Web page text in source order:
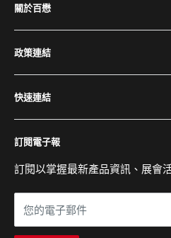
關於百懋
深耕台灣咖啡產業 30+ 年，代理
提供完整設備與專業維修服務。
電話：(02) 2504-1425
Email：service@cojaft.com.tw
公司：104 台北市中山區農安街
展示間：104 台北市中山區農安
營業時間：週一至週五 09:00 -
政策連結
隱私權政策
退換貨與退款政策
運送政策
服務條款
快速連結
關於百懋
客戶案例
聯絡我們
常見問題
訂閱電子報
訂閱以掌握最新產品資訊、展會
您的電子郵件